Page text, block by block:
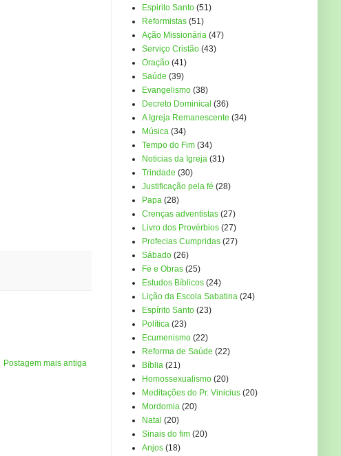
Postagem mais antiga
Espirito Santo (51)
Reformistas (51)
Ação Missionária (47)
Serviço Cristão (43)
Oração (41)
Saúde (39)
Evangelismo (38)
Decreto Dominical (36)
A Igreja Remanescente (34)
Música (34)
Tempo do Fim (34)
Noticias da Igreja (31)
Trindade (30)
Justificação pela fé (28)
Papa (28)
Crenças adventistas (27)
Livro dos Provérbios (27)
Profecias Cumpridas (27)
Sábado (26)
Fé e Obras (25)
Estudos Bíblicos (24)
Lição da Escola Sabatina (24)
Espírito Santo (23)
Política (23)
Ecumenismo (22)
Reforma de Saúde (22)
Bíblia (21)
Homossexualismo (20)
Meditações do Pr. Vinicius (20)
Mordomia (20)
Natal (20)
Sinais do fim (20)
Anjos (18)